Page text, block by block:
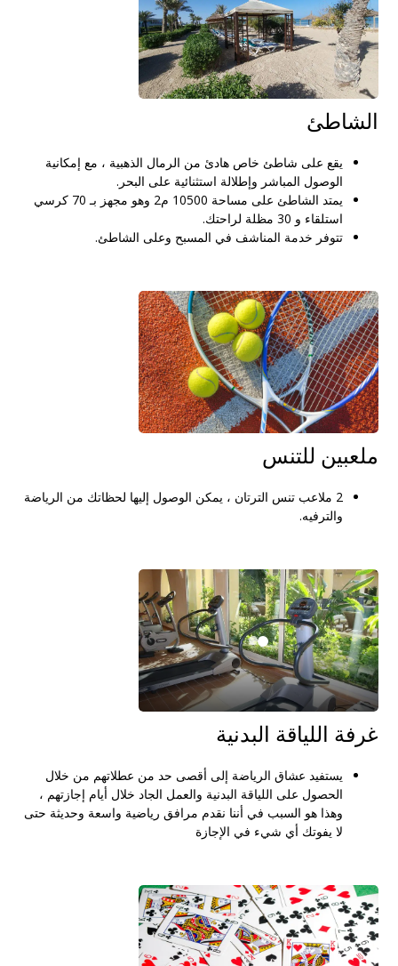
الشاطئ
يقع على شاطئ خاص هادئ من الرمال الذهبية ، مع إمكانية
الوصول المباشر وإطلالة استثنائية على البحر.
يمتد الشاطئ على مساحة 10500 م2 وهو مجهز بـ 70 كرسي
استلقاء و 30 مظلة لراحتك.
تتوفر خدمة المناشف في المسبح وعلى الشاطئ.
ملعبين للتنس
2 ملاعب تنس الترتان ، يمكن الوصول إليها لحظاتك من الرياضة
والترفيه.
غرفة اللياقة البدنية
يستفيد عشاق الرياضة إلى أقصى حد من عطلاتهم من خلال
الحصول على اللياقة البدنية والعمل الجاد خلال أيام إجازتهم ،
وهذا هو السبب في أننا نقدم مرافق رياضية واسعة وحديثة حتى
لا يفوتك أي شيء في الإجازة